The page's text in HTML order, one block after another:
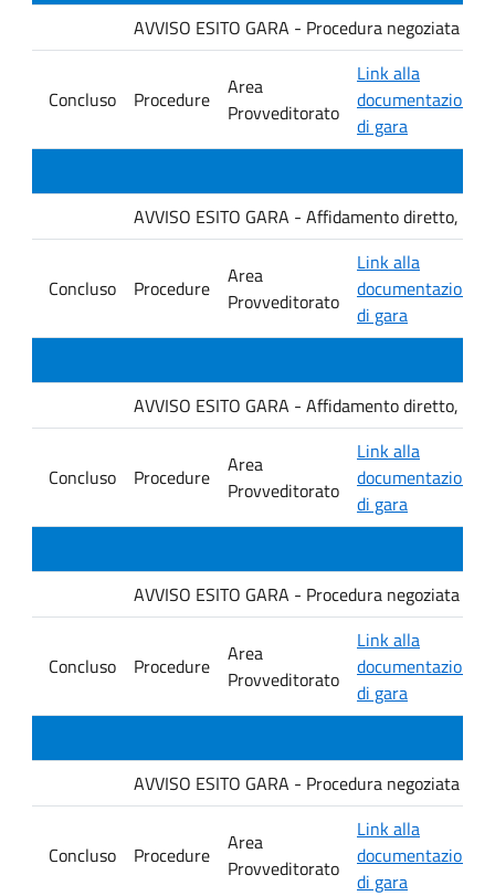
AVVISO ESITO GARA - Procedura negoziata
Concluso Procedure
Area
Provveditorato
Link alla
documentazione
di gara
AVVISO ESITO GARA - Affidamento diretto, ai
Concluso Procedure
Area
Provveditorato
Link alla
documentazione
di gara
AVVISO ESITO GARA - Affidamento diretto, ai
Concluso Procedure
Area
Provveditorato
Link alla
documentazione
di gara
AVVISO ESITO GARA - Procedura negoziata
Concluso Procedure
Area
Provveditorato
Link alla
documentazione
di gara
AVVISO ESITO GARA - Procedura negoziata
Concluso Procedure
Area
Provveditorato
Link alla
documentazione
di gara